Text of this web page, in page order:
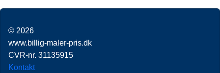
© 2026
www.billig-maler-pris.dk
CVR-nr. 31135915
Kontakt